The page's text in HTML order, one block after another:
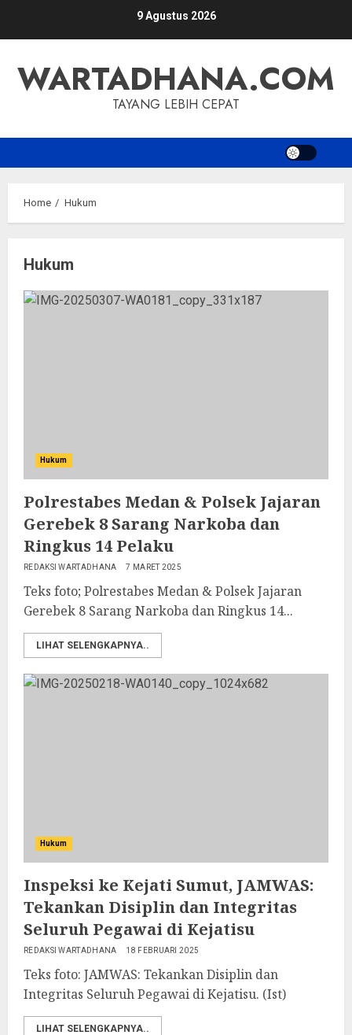
9 Agustus 2026
WARTADHANA.COM
TAYANG LEBIH CEPAT
Home Hukum
Hukum
Hukum
Polrestabes Medan & Polsek Jajaran
Gerebek 8 Sarang Narkoba dan
Ringkus 14 Pelaku
REDAKSI WARTADHANA 7 MARET 2025
Teks foto; Polrestabes Medan & Polsek Jajaran
Gerebek 8 Sarang Narkoba dan Ringkus 14...
LIHAT SELENGKAPNYA..
Hukum
Inspeksi ke Kejati Sumut, JAMWAS:
Tekankan Disiplin dan Integritas
Seluruh Pegawai di Kejatisu
REDAKSI WARTADHANA 18 FEBRUARI 2025
Teks foto: JAMWAS: Tekankan Disiplin dan
Integritas Seluruh Pegawai di Kejatisu. (Ist)
LIHAT SELENGKAPNYA..